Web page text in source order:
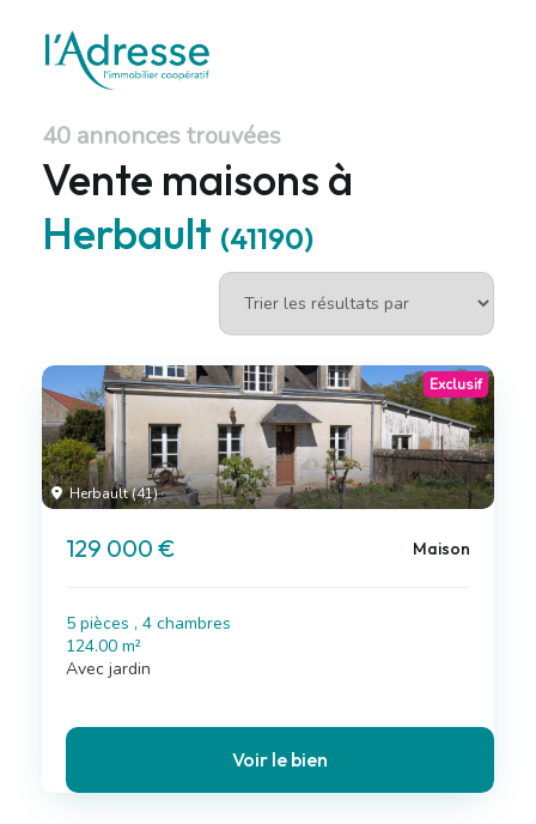
40 annonces trouvées
Vente maisons à
Herbault (41190)
Herbault (41)
Exclusif
129 000 € Maison
5 pièces , 4 chambres
124.00 m²
Avec jardin
Voir le bien